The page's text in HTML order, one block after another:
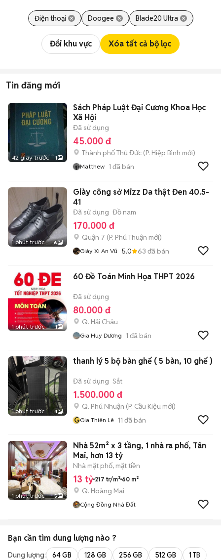
Điện thoại Doogee Blade20 Ultra
Đổi khu vực Xóa tất cả bộ lọc
Tin đăng mới
42 giây trước 1
Sách Pháp Luật Đại Cương Khoa Học
Xã Hội
Đã sử dụng
45.000 đ
Thành phố Thủ Đức (P. Hiệp Bình mới)
Matthew 1 đã bán
1 phút trước 6
Giày công sở Mizz Da thật Đen 40.5-
41
Đã sử dụng Đồ nam
170.000 đ
Quận 7 (P. Phú Thuận mới)
Giày Xi An Vũ 5.0 63 đã bán
1 phút trước 1
60 Đề Toán Minh Họa THPT 2026
Đã sử dụng
80.000 đ
Q. Hải Châu
Gia Huy Dương 1 đã bán
1 phút trước 4
thanh lý 5 bộ bàn ghế ( 5 bàn, 10 ghế )
Đã sử dụng Sắt
1.500.000 đ
Q. Phú Nhuận (P. Cầu Kiệu mới)
GGia Thiên Lê 11 đã bán
1 phút trước 5
Nhà 52m² x 3 tầng, 1 nhà ra phố, Tân
Mai, hơn 13 tỷ
Nhà mặt phố, mặt tiền
13 tỷ 217 tr/m² 60 m²
Q. Hoàng Mai
Cộng Đồng Nhà Đất
Bạn cần tìm dung lượng nào ?
Dung lượng: 64 GB 128 GB 256 GB 512 GB 1 TB